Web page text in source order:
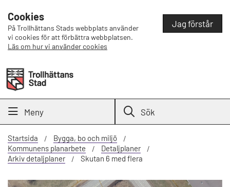
Cookies
På Trollhättans Stads webbplats använder
vi cookies för att förbättra webbplatsen.
Läs om hur vi använder cookies
Jag förstår
Meny Sök
Startsida
Bygga, bo och miljö
Kommunens planarbete
Detaljplaner
Arkiv detaljplaner
Skutan 6 med flera